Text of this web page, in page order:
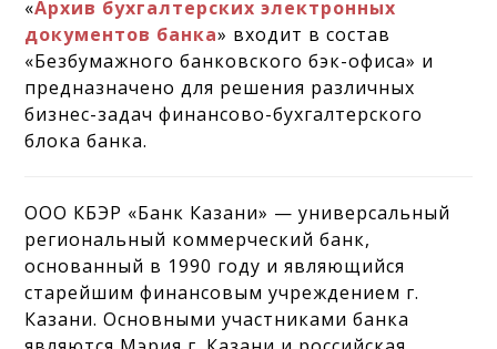
«Архив бухгалтерских электронных
документов банка» входит в состав
«Безбумажного банковского бэк-офиса» и
предназначено для решения различных
бизнес-задач финансово-бухгалтерского
блока банка.
ООО КБЭР «Банк Казани» — универсальный
региональный коммерческий банк,
основанный в 1990 году и являющийся
старейшим финансовым учреждением г.
Казани. Основными участниками банка